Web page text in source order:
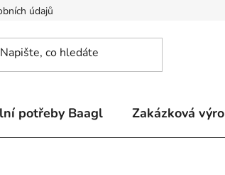
údajů
potřeby Baagl Zakázková